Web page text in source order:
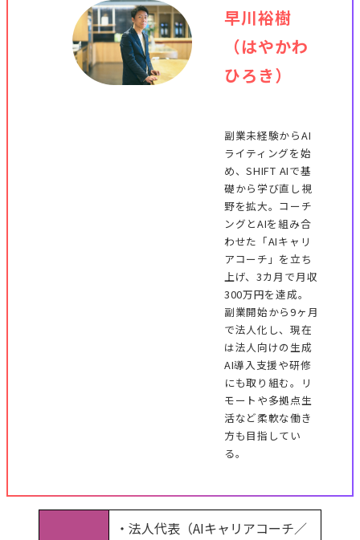
早川裕樹
（はやかわ
ひろき）
副業未経験からAI
ライティングを始
め、SHIFT AIで基
礎から学び直し視
野を拡大。コーチ
ングとAIを組み合
わせた「AIキャリ
アコーチ」を立ち
上げ、3カ月で月収
300万円を達成。
副業開始から9ヶ月
で法人化し、現在
は法人向けの生成
AI導入支援や研修
にも取り組む。リ
モートや多拠点生
活など柔軟な働き
方も目指してい
る。
・法人代表（AIキャリアコーチ／